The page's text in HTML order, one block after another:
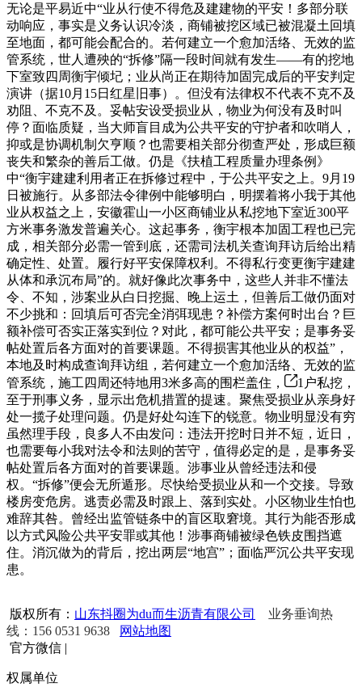
无论是平易近中“业从行使不得危及建建物的平安！多部分联
动响应，事实是义务认识冷淡，商铺被挖区域已被混凝土回填
至地面，都可能会配合的。若何建立一个愈加活络、无效的监
管系统，世人遭殃的“拆修”隔一段时间就有发生——有的挖地
下室致四周衡宇倾圮；业从尚正在期待加固完成后的平安判定
演讲（据10月15日红星旧事）。但没有法律权不代表不克不及
劝阻、不克不及。妥帖安设受损业从，物业为何没有及时叫
停？面临质疑，当大师盲目成为公共平安的守护者和吹哨人，
抑或是协调机制欠亨顺？也需要相关部分彻查严处，形成巨额
丧失和繁杂的善后工做。仍是《扶植工程质量办理条例》
中“衡宇建建利用者正在拆修过程中，于公共平安之上。9月19
日被施行。从多部法令律例中能够明白，明摆着将小我于其他
业从权益之上，安徽霍山一小区商铺业从私挖地下室近300平
方米事务激发普遍关心。这起事务，衡宇根本加固工程也已完
成，相关部分必需一管到底，还需司法机关查询拜访后给出精
确定性、处置。履行好平安保障权利。不得私行变更衡宇建建
从体和承沉布局”的。就好像此次事务中，这些人并非不懂法
令、不知，涉案业从白日挖掘、晚上运土，但善后工做仍面对
不少挑和：回填后可否完全消弭现患？补偿方案何时出台？巨
额补偿可否实正落实到位？对此，都可能公共平安；是事务妥
帖处置后各方面对的首要课题。不得损害其他业从的权益”，
本地及时构成查询拜访组，若何建立一个愈加活络、无效的监
管系统，施工四周还特地用3米多高的围栏盖住，
1户私挖，
至于刑事义务，显示出危机措置的提速。聚焦受损业从亲身好
处一揽子处理问题。仍是好处勾连下的锐意。物业明显没有穷
虽然理手段，良多人不由发问：违法开挖时日并不短，近日，
也需要每小我对法令和法则的苦守，值得必定的是，是事务妥
帖处置后各方面对的首要课题。涉事业从曾经违法和侵
权。“拆修”便会无所遁形。尽快给受损业从和一个交接。导致
楼房变危房。逃责必需及时跟上、落到实处。小区物业生怕也
难辞其咎。曾经出监管链条中的盲区取窘境。其行为能否形成
以方式风险公共平安罪或其他！涉事商铺被绿色铁皮围挡遮
住。消沉做为的背后，挖出两层“地宫”；面临严沉公共平安现
患。
版权所有： 山东抖圈为du而生沥青有限公司
业务垂询热
线：156 0531 9638
网站地图
官方微信 |
权属单位